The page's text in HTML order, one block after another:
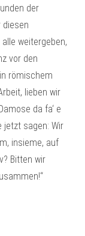
der
diesen
weitergeben,
vor den
römischem
lieben wir
da fa‘ e
jetzt sagen: Wir
insieme, auf
Bitten wir